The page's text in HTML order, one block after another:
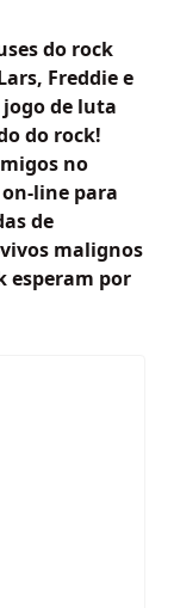
do rock
Freddie e
jogo de luta
do rock!
no
line para
de
malignos
esperam por